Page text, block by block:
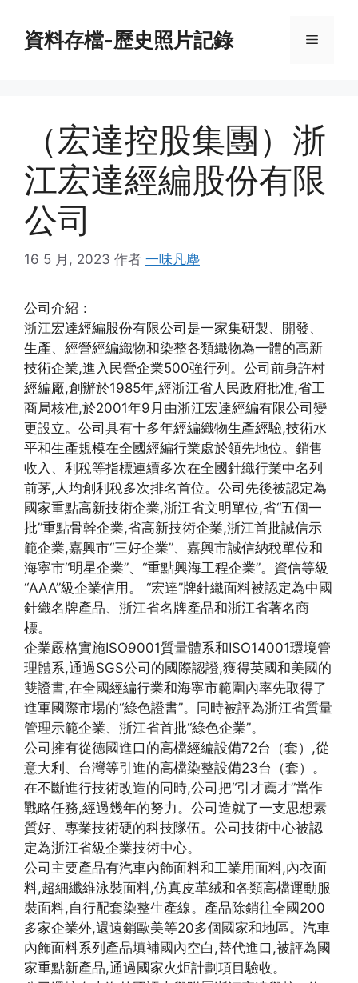
資料存檔-歷史照片記錄 菜
（宏達控股集團）浙
江宏達經編股份有限
公司
16 5 月, 2023 作者 一味凡塵
公司介紹：
浙江宏達經編股份有限公司是一家集研製、開發、
生產、經營經編織物和染整各類織物為一體的高新
技術企業,進入民營企業500強行列。公司前身許村
經編廠,創辦於1985年,經浙江省人民政府批准,省工
商局核准,於2001年9月由浙江宏達經編有限公司變
更設立。公司具有十多年經編織物生產經驗,技術水
平和生產規模在全國經編行業處於領先地位。銷售
收入、利稅等指標連續多次在全國針織行業中名列
前茅,人均創利稅多次排名首位。公司先後被認定為
國家重點高新技術企業,浙江省文明單位,省“五個一
批”重點骨幹企業,省高新技術企業,浙江首批誠信示
範企業,嘉興市“三好企業”、嘉興市誠信納稅單位和
海寧市“明星企業”、“重點興海工程企業”。資信等級
“AAA”級企業信用。 “宏達”牌針織面料被認定為中國
針織名牌產品、浙江省名牌產品和浙江省著名商
標。
企業嚴格實施ISO9001質量體系和ISO14001環境管
理體系,通過SGS公司的國際認證,獲得英國和美國的
雙證書,在全國經編行業和海寧市範圍內率先取得了
進軍國際市場的“綠色證書”。同時被評為浙江省質量
管理示範企業、浙江省首批“綠色企業”。
公司擁有從德國進口的高檔經編設備72台（套）,從
意大利、台灣等引進的高檔染整設備23台（套）。
在不斷進行技術改造的同時,公司把“引才薦才”當作
戰略任務,經過幾年的努力。公司造就了一支思想素
質好、專業技術硬的科技隊伍。公司技術中心被認
定為浙江省級企業技術中心。
公司主要產品有汽車內飾面料和工業用面料,內衣面
料,超細纖維泳裝面料,仿真皮革絨和各類高檔運動服
裝面料,自行配套染整生產線。產品除銷往全國200
多家企業外,還遠銷歐美等20多個國家和地區。汽車
內飾面料系列產品填補國內空白,替代進口,被評為國
家重點新產品,通過國家火炬計劃項目驗收。